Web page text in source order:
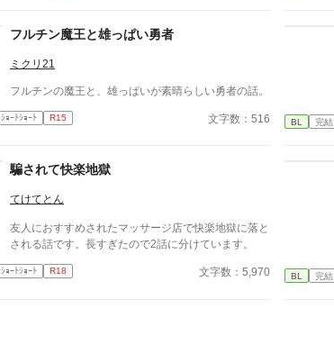
フルチン魔王と雄っぱい勇者
ミクリ21
フルチンの魔王と、雄っぱいが素晴らしい勇者の話。
ｼｮｰﾄｼｮｰﾄ R15 文字数：516 BL 完結
騙されて快楽地獄
てけてとん
友人におすすめされたマッサージ店で快楽地獄に落と
される話です。長すぎたので2話に分けています。
ｼｮｰﾄｼｮｰﾄ R18 文字数：5,970 BL 完結